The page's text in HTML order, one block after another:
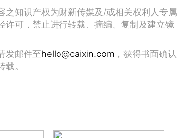
之知识产权为财新传媒及/或相关权利人专属
许可，禁止进行转载、摘编、复制及建立镜
发邮件至hello@caixin.com ，获得书面确认
。